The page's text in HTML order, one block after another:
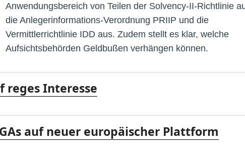
Anwendungsbereich von Teilen der Solvency-II-Richtlinie
die Anlegerinformations-Verordnung PRIIP und die
Vermittlerrichtlinie IDD aus. Zudem stellt es klar, welche
Aufsichtsbehörden Geldbußen verhängen können.
reges Interesse
auf neuer europäischer Plattform